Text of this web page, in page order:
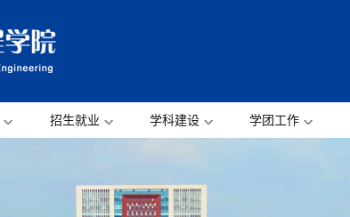
招生就业 学科建设 学团工作